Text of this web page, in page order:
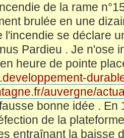
de la rame
brulée en une
l'incendie se déclare
Pardieu . Je n'ose
heure de pointe
auvergne/
bonne idée . En
de la
entraînant la baisse